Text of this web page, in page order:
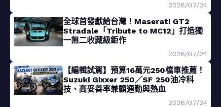
2026/07/24
全球首發獻給台灣！Maserati GT2
Stradale「Tribute to MC12」打造獨
一無二收藏級鉅作
2026/07/24
【編輯試駕】預算16萬元250檔車推薦！
Suzuki Gixxer 250／SF 250油冷科
技、高妥善率兼顧通勤與熱血
2026/07/24